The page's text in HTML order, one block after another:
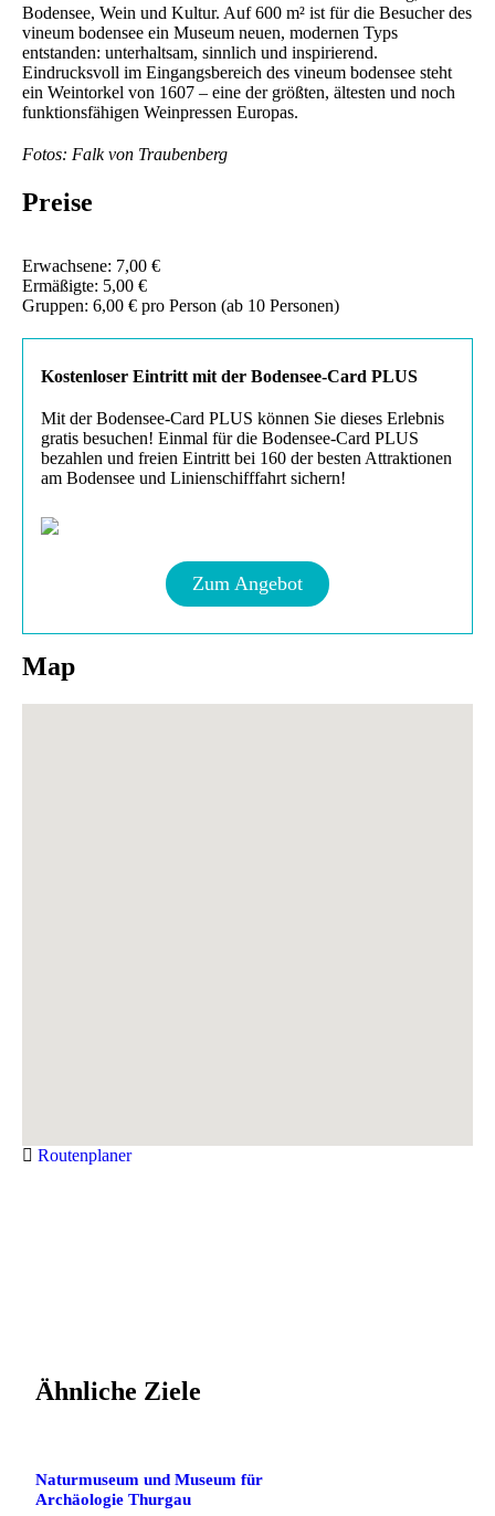
Bodensee, Wein und Kultur. Auf 600 m² ist für die Besucher des
vineum bodensee ein Museum neuen, modernen Typs
entstanden: unterhaltsam, sinnlich und inspirierend.
Eindrucksvoll im Eingangsbereich des vineum bodensee steht
ein Weintorkel von 1607 – eine der größten, ältesten und noch
funktionsfähigen Weinpressen Europas.
Fotos: Falk von Traubenberg
Preise
Erwachsene: 7,00 €
Ermäßigte: 5,00 €
Gruppen: 6,00 € pro Person (ab 10 Personen)
Kostenloser Eintritt mit der Bodensee-Card PLUS
Mit der Bodensee-Card PLUS können Sie dieses Erlebnis
gratis besuchen! Einmal für die Bodensee-Card PLUS
bezahlen und freien Eintritt bei 160 der besten Attraktionen
am Bodensee und Linienschifffahrt sichern!
Zum Angebot
Map
Routenplaner
Ähnliche Ziele
Naturmuseum und Museum für
Archäologie Thurgau